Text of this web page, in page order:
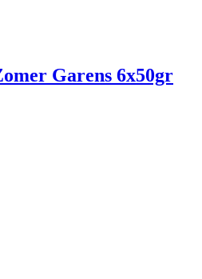
Garens 6x50gr